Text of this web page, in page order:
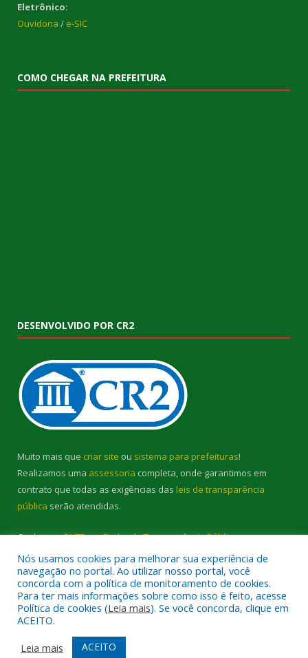
Eletrônico:
Ouvidoria / e-SIC
COMO CHEGAR NA PREFEITURA
DESENVOLVIDO POR CR2
Muito mais que criar site ou sistema para prefeituras!
Realizamos uma assessoria completa, onde garantimos em
contrato que todas as exigências das leis de transparência
pública serão atendidas.
Conheça oPNTPe oRadar da Transparência Pública
Todos os direitos reservados a Prefeitura Municipal de Cambará.
Acessar Área Administrativa
Acessar Webmail
Nós usamos cookies para melhorar sua experiência de
navegação no portal. Ao utilizar nosso portal, você
concorda com a política de monitoramento de cookies.
Para ter mais informações sobre como isso é feito, acesse
Política de cookies (Leia mais). Se você concorda, clique em
ACEITO.
Leia mais
ACEITO